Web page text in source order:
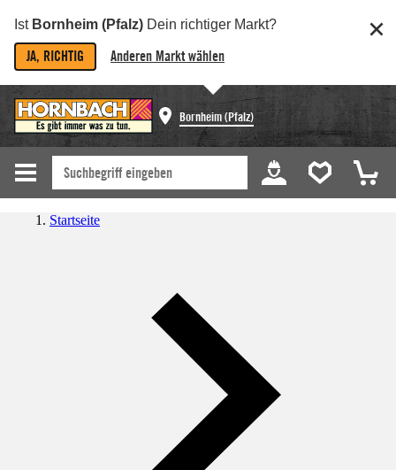
Ist Bornheim (Pfalz) Dein richtiger Markt?
JA, RICHTIG Anderen Markt wählen
Bornheim (Pfalz)
Startseite